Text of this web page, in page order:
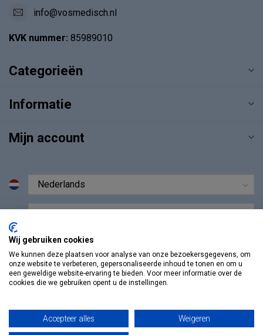
info@vosmedisch.nl
KVK nummer: 85989010
Categorieën
Informatie
Mijn account
Wij gebruiken cookies
We kunnen deze plaatsen voor analyse van onze bezoekersgegevens, om
onze website te verbeteren, gepersonaliseerde inhoud te tonen en om u
een geweldige website-ervaring te bieden. Voor meer informatie over de
cookies die we gebruiken opent u de instellingen.
Accepteer alles Weigeren